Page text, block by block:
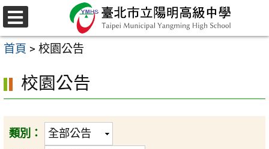
跳
至
主
內
容
區
選
單
首頁 > 校園公告
校園公告
類別：